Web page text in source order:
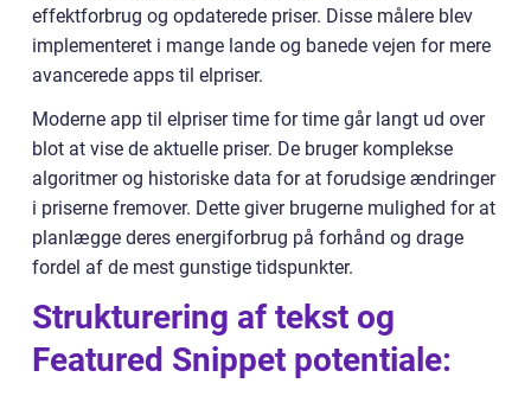
effektforbrug og opdaterede priser. Disse målere blev
implementeret i mange lande og banede vejen for mere
avancerede apps til elpriser.
Moderne app til elpriser time for time går langt ud over
blot at vise de aktuelle priser. De bruger komplekse
algoritmer og historiske data for at forudsige ændringer
i priserne fremover. Dette giver brugerne mulighed for at
planlægge deres energiforbrug på forhånd og drage
fordel af de mest gunstige tidspunkter.
Strukturering af tekst og
Featured Snippet potentiale: